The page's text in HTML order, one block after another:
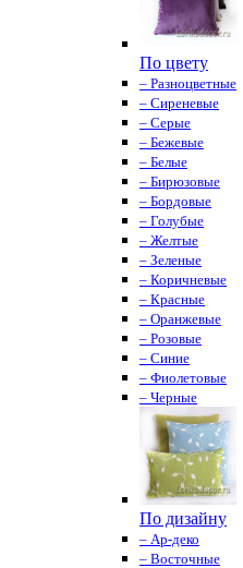
По цвету
– Разноцветные
– Сиреневые
– Серые
– Бежевые
– Белые
– Бирюзовые
– Бордовые
– Голубые
– Желтые
– Зеленые
– Коричневые
– Красные
– Оранжевые
– Розовые
– Синие
– Фиолетовые
– Черные
По дизайну
– Ар-деко
– Восточные